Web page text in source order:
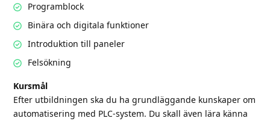
Programblock
Binära och digitala funktioner
Introduktion till paneler
Felsökning
Kursmål
Efter utbildningen ska du ha grundläggande kunskaper om
automatisering med PLC-system. Du skall även lära känna